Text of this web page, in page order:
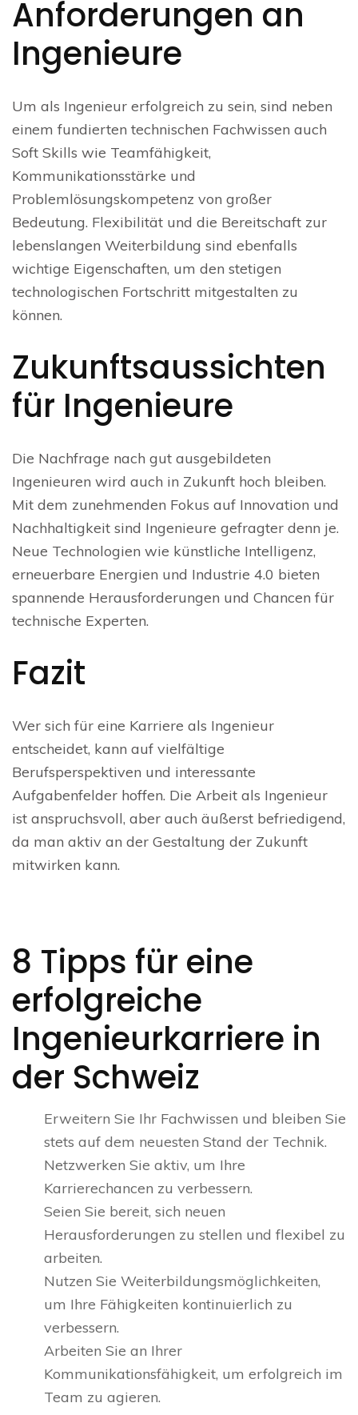
Anforderungen an
Ingenieure
Um als Ingenieur erfolgreich zu sein, sind neben
einem fundierten technischen Fachwissen auch
Soft Skills wie Teamfähigkeit,
Kommunikationsstärke und
Problemlösungskompetenz von großer
Bedeutung. Flexibilität und die Bereitschaft zur
lebenslangen Weiterbildung sind ebenfalls
wichtige Eigenschaften, um den stetigen
technologischen Fortschritt mitgestalten zu
können.
Zukunftsaussichten
für Ingenieure
Die Nachfrage nach gut ausgebildeten
Ingenieuren wird auch in Zukunft hoch bleiben.
Mit dem zunehmenden Fokus auf Innovation und
Nachhaltigkeit sind Ingenieure gefragter denn je.
Neue Technologien wie künstliche Intelligenz,
erneuerbare Energien und Industrie 4.0 bieten
spannende Herausforderungen und Chancen für
technische Experten.
Fazit
Wer sich für eine Karriere als Ingenieur
entscheidet, kann auf vielfältige
Berufsperspektiven und interessante
Aufgabenfelder hoffen. Die Arbeit als Ingenieur
ist anspruchsvoll, aber auch äußerst befriedigend,
da man aktiv an der Gestaltung der Zukunft
mitwirken kann.
8 Tipps für eine
erfolgreiche
Ingenieurkarriere in
der Schweiz
Erweitern Sie Ihr Fachwissen und bleiben Sie
stets auf dem neuesten Stand der Technik.
Netzwerken Sie aktiv, um Ihre
Karrierechancen zu verbessern.
Seien Sie bereit, sich neuen
Herausforderungen zu stellen und flexibel zu
arbeiten.
Nutzen Sie Weiterbildungsmöglichkeiten,
um Ihre Fähigkeiten kontinuierlich zu
verbessern.
Arbeiten Sie an Ihrer
Kommunikationsfähigkeit, um erfolgreich im
Team zu agieren.